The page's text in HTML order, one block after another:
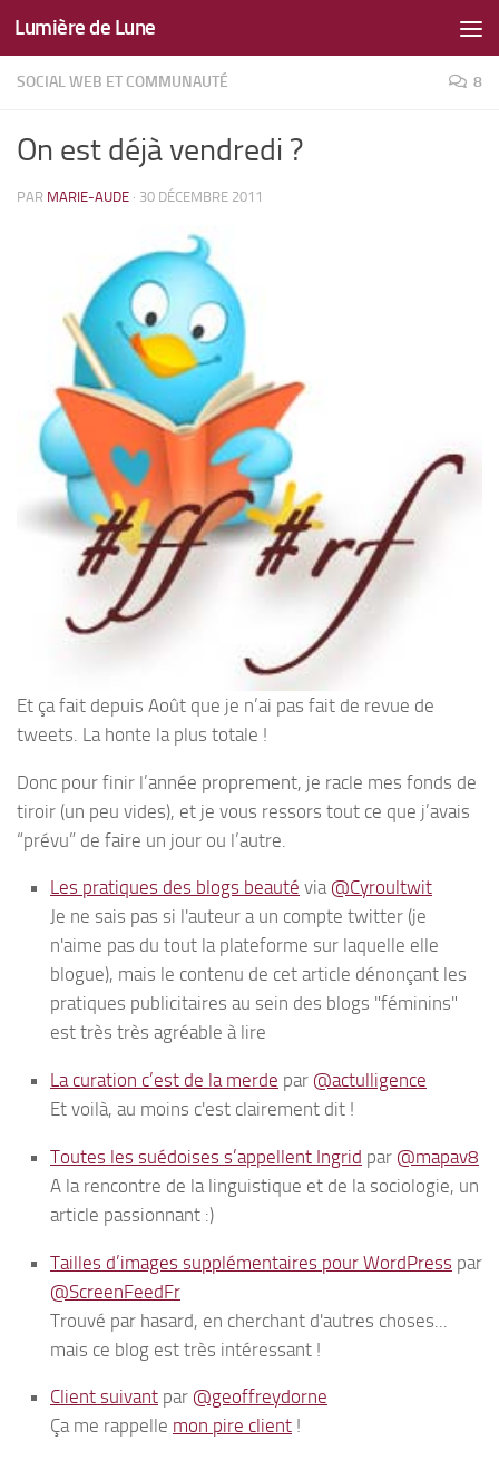
Skip to content
Lumière de Lune
SOCIAL WEB ET COMMUNAUTÉ 8
On est déjà vendredi ?
PAR MARIE-AUDE · 30 DÉCEMBRE 2011
Et ça fait depuis Août que je n’ai pas fait de revue de
tweets. La honte la plus totale !
Donc pour finir l’année proprement, je racle mes fonds de
tiroir (un peu vides), et je vous ressors tout ce que j’avais
“prévu” de faire un jour ou l’autre.
Les pratiques des blogs beauté via @Cyroultwit
Je ne sais pas si l'auteur a un compte twitter (je
n'aime pas du tout la plateforme sur laquelle elle
blogue), mais le contenu de cet article dénonçant les
pratiques publicitaires au sein des blogs "féminins"
est très très agréable à lire
La curation c’est de la merde par @actulligence
Et voilà, au moins c'est clairement dit !
Toutes les suédoises s’appellent Ingrid par @mapav8
A la rencontre de la linguistique et de la sociologie, un
article passionnant :)
Tailles d’images supplémentaires pour WordPress par
@ScreenFeedFr
Trouvé par hasard, en cherchant d'autres choses...
mais ce blog est très intéressant !
Client suivant par @geoffreydorne
Ça me rappelle mon pire client !